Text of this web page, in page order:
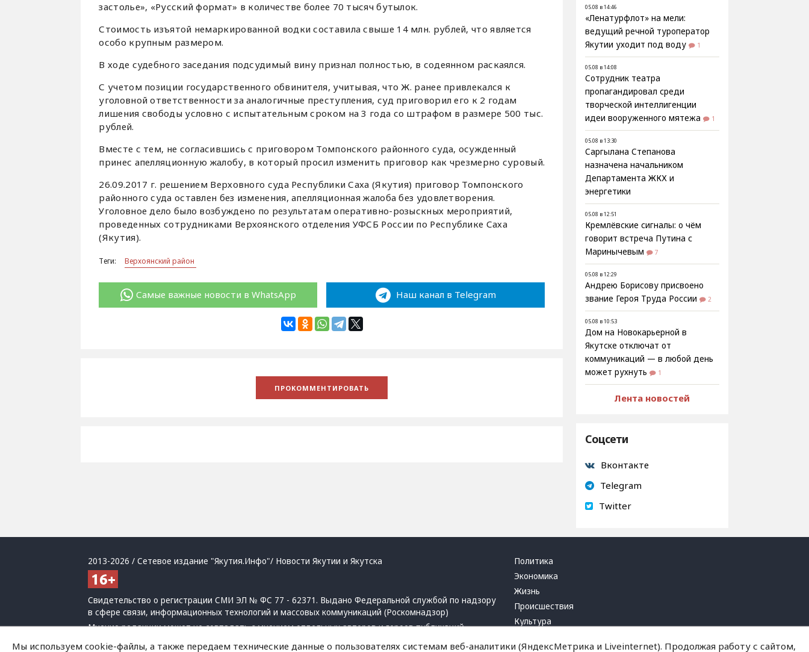
застолье», «Русский формат» в количестве более 70 тысяч бутылок.
Стоимость изъятой немаркированной водки составила свыше 14 млн. рублей, что является
особо крупным размером.
В ходе судебного заседания подсудимый вину признал полностью, в содеянном раскаялся.
С учетом позиции государственного обвинителя, учитывая, что Ж. ранее привлекался к
уголовной ответственности за аналогичные преступления, суд приговорил его к 2 годам
лишения свободы условно с испытательным сроком на 3 года со штрафом в размере 500 тыс.
рублей.
Вместе с тем, не согласившись с приговором Томпонского районного суда, осужденный
принес апелляционную жалобу, в который просил изменить приговор как чрезмерно суровый.
26.09.2017 г. решением Верховного суда Республики Саха (Якутия) приговор Томпонского
районного суда оставлен без изменения, апелляционная жалоба без удовлетворения.
Уголовное дело было возбуждено по результатам оперативно-розыскных мероприятий,
проведенных сотрудниками Верхоянского отделения УФСБ России по Республике Саха
(Якутия).
Теги: Верхоянский район
Самые важные новости в WhatsApp Наш канал в Telegram
05.08 в 14:46
«Ленатурфлот» на мели:
ведущий речной туроператор
Якутии уходит под воду
1
05.08 в 14:08
Сотрудник театра
пропагандировал среди
творческой интеллигенции
идеи вооруженного мятежа
1
05.08 в 13:30
Саргылана Степанова
назначена начальником
Департамента ЖКХ и
энергетики
05.08 в 12:51
Кремлёвские сигналы: о чём
говорит встреча Путина с
Маринычевым
7
05.08 в 12:29
Андрею Борисову присвоено
звание Героя Труда России
2
05.08 в 10:53
Дом на Новокарьерной в
Якутске отключат от
коммуникаций — в любой день
может рухнуть
1
Лента новостей
Соцсети
Вконтакте
Telegram
Twitter
2013-2026 / Сетевое издание "Якутия.Инфо"/ Новости Якутии и Якутска
Свидетельство о регистрации СМИ ЭЛ № ФС 77 - 62371. Выдано Федеральной службой по надзору
в сфере связи, информационных технологий и массовых коммуникаций (Роскомнадзор)
Мнение редакции может не совпадать с мнением отдельных авторов и героев публикаций.
При использовании материалов обязательна активная ссылка на сайт.
Политика
Экономика
Жизнь
Происшествия
Культура
Мы используем cookie-файлы, а также передаем технические данные о пользователях системам веб-аналитики (ЯндексМетрика и Liveinternet). Продолжая работу с сайтом,